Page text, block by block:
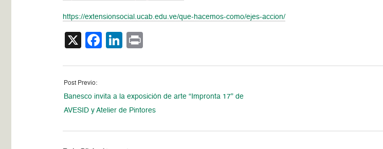
https://extensionsocial.ucab.edu.ve/que-hacemos-como/ejes-accion/
X Facebook
LinkedIn
Post Previo:
Banesco invita a la exposición de arte “Impronta 17” de
AVESID y Atelier de Pintores